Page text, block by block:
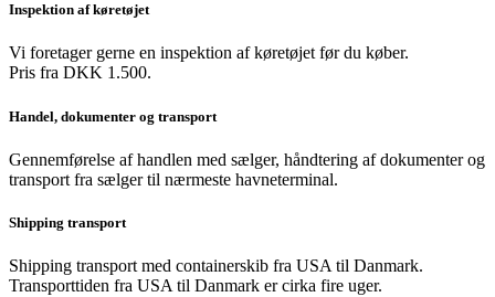
Inspektion af køretøjet
Vi foretager gerne en inspektion af køretøjet før du køber.
Pris fra DKK 1.500.
Handel, dokumenter og transport
Gennemførelse af handlen med sælger, håndtering af dokumenter og
transport fra sælger til nærmeste havneterminal.
Shipping transport
Shipping transport med containerskib fra USA til Danmark.
Transporttiden fra USA til Danmark er cirka fire uger.